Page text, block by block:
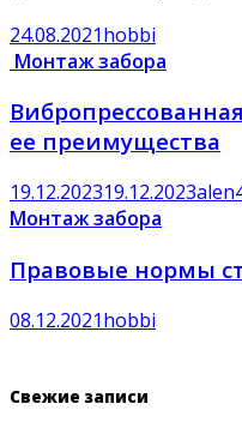
24.08.2021hobbi
Монтаж забора
ее преимущества
19.12.202319.12.2023
Монтаж забора
Правовые нормы
08.12.2021hobbi
Свежие записи